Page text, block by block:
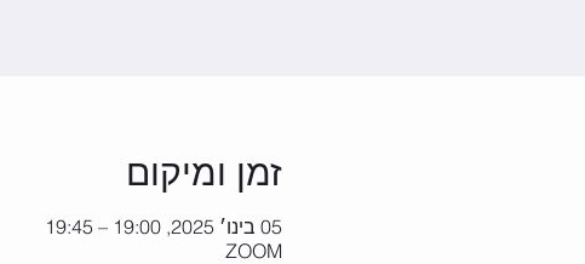
זמן ומיקום
05 בינו׳ 2025, 19:00 – 19:45
ZOOM